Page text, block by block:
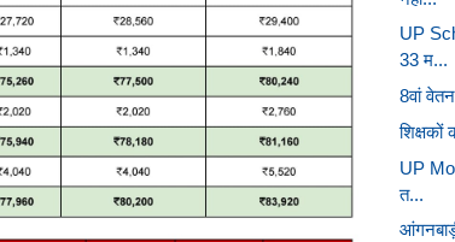
UP
33 म...
8वां
शिक्षकों
UP
त...